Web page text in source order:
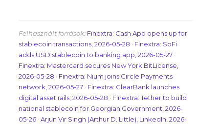
Felhasznált források: Finextra: Cash App opens up for
stablecoin transactions, 2026-05-28 · Finextra: SoFi
adds USD stablecoin to banking app, 2026-05-27 ·
Finextra: Mastercard secures New York BitLicense,
2026-05-28 · Finextra: Nium joins Circle Payments
network, 2026-05-27 · Finextra: ClearBank launches
digital asset rails, 2026-05-28 · Finextra: Tether to build
national stablecoin for Georgian Government, 2026-
05-26 ·Arjun Vir Singh (Arthur D. Little), LinkedIn, 2026-